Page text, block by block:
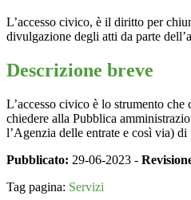
L’accesso civico, è il diritto per
divulgazione degli atti da parte
Descrizione breve
L’accesso civico è lo strumento
chiedere alla Pubblica
l’Agenzia delle entrate e così via)
Pubblicato: 29-06-2023 -
Tag pagina: Servizi